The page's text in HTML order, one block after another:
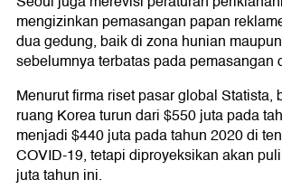
mengizinkan pemasangan papan
dua gedung, baik di zona hunian
sebelumnya terbatas pada pemasangan
Menurut firma riset pasar global Statista,
ruang Korea turun dari $550 juta pada
menjadi $440 juta pada tahun 2020 di
COVID-19, tetapi diproyeksikan akan
juta tahun ini.